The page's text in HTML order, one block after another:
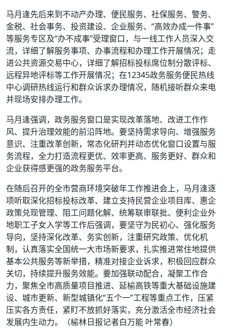
马月逢先后来到不动产办理、便民服务、社保服务、警务、
金税、社会事务、投资建设、企业服务、“高效办成一件事”
等服务专区及“办不成事”受理窗口，与一线工作人员深入交
流，详细了解服务事项、办事流程和办理工作开展情况；走
进公共资源交易中心，详细了解招标投标席位制分散评标、
远程异地评标等工作开展情况；在12345政务服务便民热线
中心调研热线运行和群众诉求办理情况，随机接听群众来电
并现场安排办理工作。
马月逢强调，政务服务窗口是实现改革落地、改进工作作
风、提升治理效能的前沿阵地。要坚持需求导向、增强服务
意识、注重改革创新，常态化研判并动态优化窗口设置与服
务流程，全力打造流程更优、效率更高、服务更好、群众和
企业获得感更强的政务服务平台。
在随后召开的全市营商环境突破年工作推进会上，马月逢逐
项听取深化招标投标改革、建立支持民营企业项目库、惠企
政策兑现管理、阻工问题化解、统筹联审联批、便利企业外
地职工子女入学等工作后强调，要坚守为民初心、强化服务
导向，坚持深化改革、务实创新，注重研究政策、优化机
制，认真落实全国统一大市场新要求，扎实推进常住地提供
基本公共服务等新举措，精准对接企业诉求，积极回应群众
关切，持续提升服务效能。要加强联动配合，凝聚工作合
力，聚焦全市高质量项目推进、延榆高铁等重大基础设施建
设、城市更新、新型城镇化“五个一”工程等重点工作，压紧
压实各方责任，紧盯不放抓好落实，充分激活全市经济社会
发展内生动力。（榆林日报记者白万能 叶常春）